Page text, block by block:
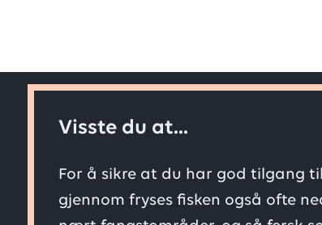
Visste du at...
For å sikre at du har god tilgang
gjennom fryses fisken også ofte